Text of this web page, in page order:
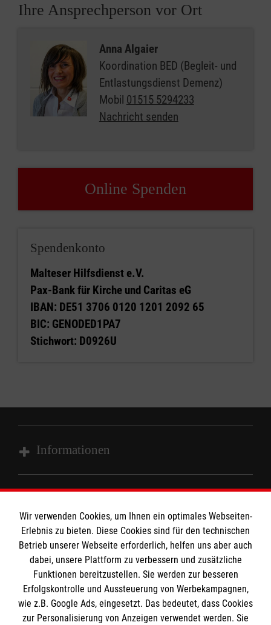
Ihre Ansprechperson vor Ort
Anna Algaier
Koordination BED (Begleit- und
Entlastungsdienst Demenz)
Mobil 01515 5294233
Nachricht senden
Online Spenden
Spendenkonto
Malteser Hilfsdienst e.V.
Pax-Bank für Kirche und Caritas eG
IBAN: DE51 3706 0120 1201 2092 65
BIC: GENODED1PA7
Stichwort: D0926U
Informationen
Impressum
Datenschutz
Barrierefreiheit
Kontakt
Presse
Den Beauftragten für Medizinproduktesicherheit
im Malteser Rettungsdienst und den
Einsatzdiensten der Malteser können Sie unter
gmb_mpg@malteser.org
kontaktieren.
Die Malteser
Malteserorden
Wir verwenden Cookies, um Ihnen ein optimales Webseiten-
Erlebnis zu bieten. Diese Cookies sind für den technischen
Betrieb unserer Webseite erforderlich, helfen uns aber auch
dabei, unsere Plattform zu verbessern und zusätzliche
Funktionen bereitzustellen. Sie werden zur besseren
Erfolgskontrolle und Aussteuerung von Werbekampagnen,
wie z.B. Google Ads, eingesetzt. Das bedeutet, dass Cookies
zur Personalisierung von Anzeigen verwendet werden. Sie